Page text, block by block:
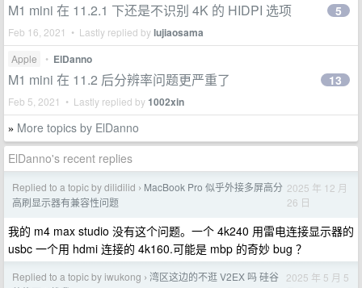
M1 mini 在 11.2.1 下还是不识别 4K 的 HIDPI 选项
Feb 16, 2021 • Lastly replied bylujiaosama
5
Apple • ElDanno
M1 mini 在 11.2 后分辨率问题更严重了
Feb 5, 2021 • Lastly replied by1002xin
13
» More topics by ElDanno
ElDanno's recent replies
Replied to a topic by dilidilid › MacBook Pro 似乎外接多屏高分
高刷显示器有兼容性问题
2025 年 12 月
26 日
我的 m4 max studio 没有这个问题。一个 4k240 用雷电连接显示器的
usbc 一个用 hdmi 连接的 4k160.可能是 mbp 的奇妙 bug ？
Replied to a topic by iwukong › 湾区这边的不逛 V2EX 吗 硅谷 2025 年 5 月 5